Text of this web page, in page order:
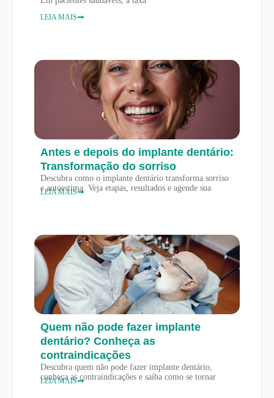
LEIA MAIS
Antes e depois do implante dentário:
Transformação do sorriso
Descubra como o implante dentário transforma sorriso
e autoestima. Veja etapas, resultados e agende sua
LEIA MAIS
Quem não pode fazer implante
dentário? Conheça as
contraindicações
Descubra quem não pode fazer implante dentário,
conheça as contraindicações e saiba como se tornar
LEIA MAIS